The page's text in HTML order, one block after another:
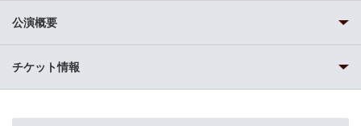
公演概要
チケット情報